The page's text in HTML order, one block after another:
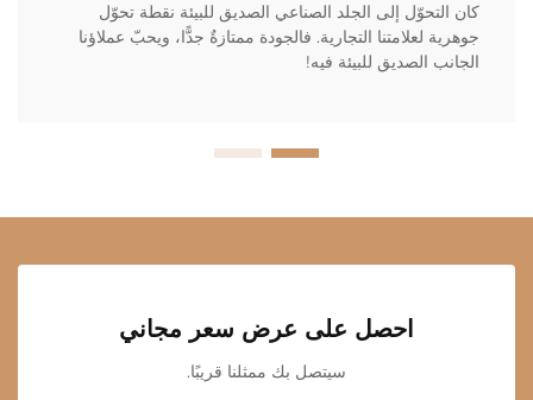
كان التحوّل إلى الجلد الصناعي الصديق للبيئة نقطة تحوّل
جوهرية لعلامتنا التجارية. فالجودة ممتازةٌ جدًّا، ويحبّ عملاؤنا
الجانب الصديق للبيئة فيه!
احصل على عرض سعر مجاني
سيتصل بك ممثلنا قريبًا.